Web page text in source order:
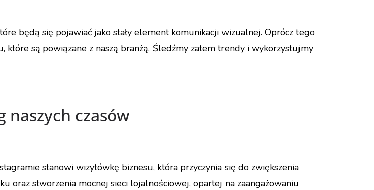
będą się pojawiać jako stały element komunikacji wizualnej. Oprócz tego
które są powiązane z naszą branżą. Śledźmy zatem trendy i wykorzystujmy
czasów
stanowi wizytówkę biznesu, która przyczynia się do zwiększenia
oraz stworzenia mocnej sieci lojalnościowej, opartej na zaangażowaniu